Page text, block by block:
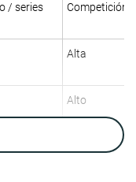
/ series Competición
Alta
Alto